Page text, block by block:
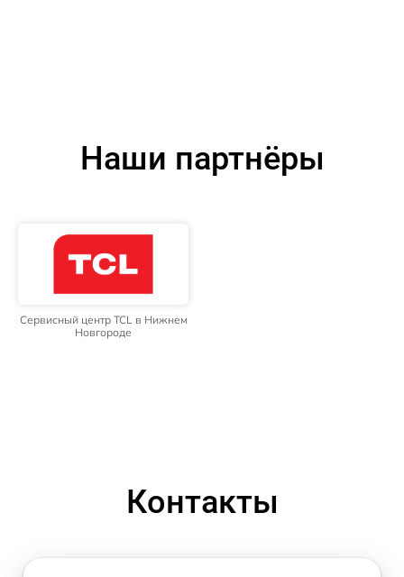
Наши партнёры
Сервисный центр TCL в Нижнем
Новгороде
Контакты